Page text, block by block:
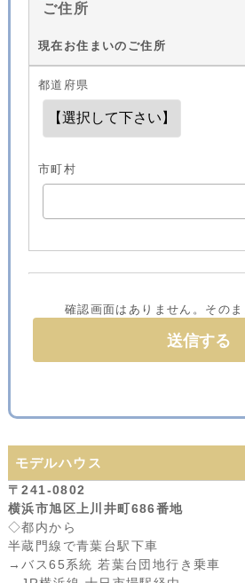
ご住所
現在お住まいのご住所
都道府県
市町村
確認画面はありません。その
モデルハウス
〒241-0802
横浜市旭区上川井町686番地
◇都内から
半蔵門線で青葉台駅下車
→バス65系統 若葉台団地行き乗車